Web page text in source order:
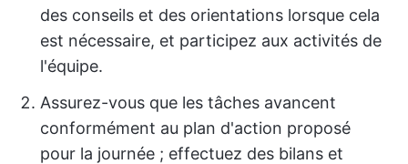
des conseils et des orientations lorsque cela
est nécessaire, et participez aux activités de
l'équipe.
Assurez-vous que les tâches avancent
conformément au plan d'action proposé
pour la journée ; effectuez des bilans et